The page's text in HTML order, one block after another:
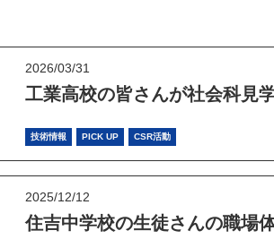
2026/03/31
工業高校の皆さんが社会科見
技術情報 PICK UP CSR活動
2025/12/12
住吉中学校の生徒さんの職場